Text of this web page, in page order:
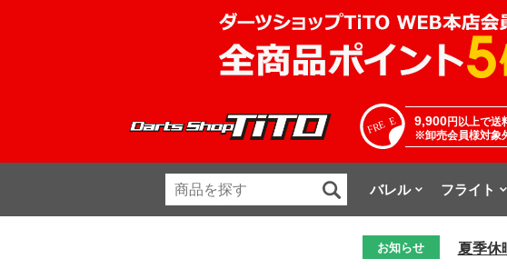
9,900円以上で送
※卸売会員様対象
バレル フライト
お知らせ 夏季休